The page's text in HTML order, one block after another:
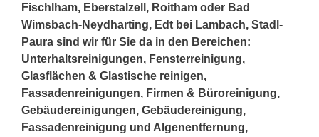
Fischlham, Eberstalzell, Roitham oder Bad
Wimsbach-Neydharting, Edt bei Lambach, Stadl-
Paura sind wir für Sie da in den Bereichen:
Unterhaltsreinigungen, Fensterreinigung,
Glasflächen & Glastische reinigen,
Fassadenreinigungen, Firmen & Büroreinigung,
Gebäudereinigungen, Gebäudereinigung,
Fassadenreinigung und Algenentfernung,